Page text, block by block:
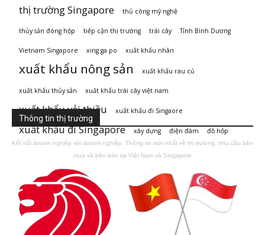
thị trường Singapore thủ công mỹ nghệ
thủy sản đóng hộp tiếp cận thị trường trái cây Tỉnh Bình Dương
Vietnam Singapore xing ga po xuất khẩu nhãn
xuất khẩu nông sản xuất khẩu rau củ
xuất khẩu thủy sản xuất khẩu trái cây việt nam
xuất khẩu vải thiều xuất khẩu đi Singaore
xuất khẩu đi Singapore xây dựng điện đàm đồ hộp
Thông tin thị trường
Kết nối doanh nghiệp với doanh nghiệp. Thông tin mới nhất về thị trường, nhu cầu bên
mua và bên bán tại Việt Nam và Singapore